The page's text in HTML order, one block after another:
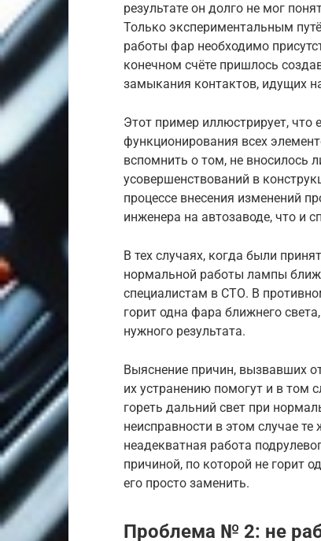
результате он долго не мог
Только экспериментальным
работы фар необходимо
конечном счёте пришлось
замыкания контактов, идущих
Этот пример иллюстрирует, что
функционирования всех
вспомнить о том, не вносилось
усовершенствований в
процессе внесения изменений
инженера на автозаводе, что и
В тех случаях, когда были
нормальной работы лампы
специалистам в СТО. В
горит одна фара ближнего
нужного результата.
Выяснение причин, вызвавших
их устранению помогут и в том
гореть дальний свет при
неисправности в этом случае
неадекватная работа
причиной, по которой не горит
его просто заменить.
Проблема № 2: не